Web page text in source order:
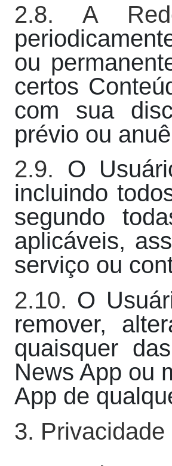
2.8. A
ou
certos
com sua
prévio ou
2.9. O
incluindo
segundo
aplicáveis,
serviço ou
2.10. O
remover,
quaisquer
News App ou
App de
3.